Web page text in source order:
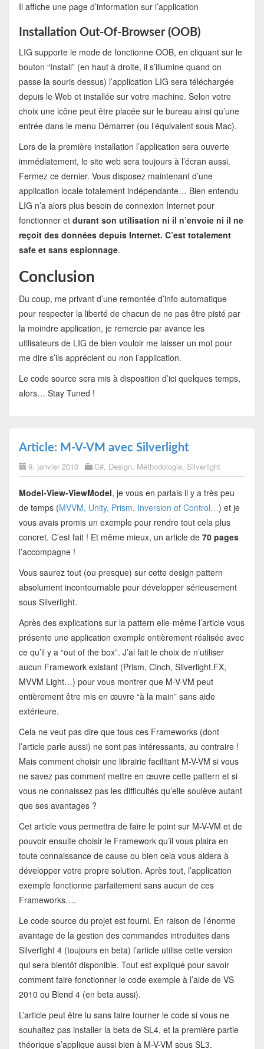
Il affiche une page d’information sur l’application
Installation Out-Of-Browser (OOB)
LIG supporte le mode de fonctionne OOB, en cliquant sur le
bouton “Install” (en haut à droite, il s’illumine quand on
passe la souris dessus) l’application LIG sera téléchargée
depuis le Web et installée sur votre machine. Selon votre
choix une icône peut être placée sur le bureau ainsi qu’une
entrée dans le menu Démarrer (ou l’équivalent sous Mac).
Lors de la première installation l’application sera ouverte
immédiatement, le site web sera toujours à l’écran aussi.
Fermez ce dernier. Vous disposez maintenant d’une
application locale totalement indépendante… Bien entendu
LIG n’a alors plus besoin de connexion Internet pour
fonctionner et durant son utilisation ni il n’envoie ni il ne
reçoit des données depuis Internet. C’est totalement
safe et sans espionnage.
Conclusion
Du coup, me privant d’une remontée d’info automatique
pour respecter la liberté de chacun de ne pas être pisté par
la moindre application, je remercie par avance les
utilisateurs de LIG de bien vouloir me laisser un mot pour
me dire s’ils apprécient ou non l’application.
Le code source sera mis à disposition d’ici quelques temps,
alors… Stay Tuned !
Article: M-V-VM avec Silverlight
9. janvier 2010 C#, Design, Méthodologie, Silverlight
Model-View-ViewModel, je vous en parlais il y a très peu
de temps (MVVM, Unity, Prism, Inversion of Control…) et je
vous avais promis un exemple pour rendre tout cela plus
concret. C’est fait ! Et même mieux, un article de 70 pages
l’accompagne !
Vous saurez tout (ou presque) sur cette design pattern
absolument incontournable pour développer sérieusement
sous Silverlight.
Après des explications sur la pattern elle-même l’article vous
présente une application exemple entièrement réalisée avec
ce qu’il y a “out of the box”. J’ai fait le choix de n’utiliser
aucun Framework existant (Prism, Cinch, Silverlight.FX,
MVVM Light…) pour vous montrer que M-V-VM peut
entièrement être mis en œuvre “à la main” sans aide
extérieure.
Cela ne veut pas dire que tous ces Frameworks (dont
l’article parle aussi) ne sont pas intéressants, au contraire !
Mais comment choisir une librairie facilitant M-V-VM si vous
ne savez pas comment mettre en œuvre cette pattern et si
vous ne connaissez pas les difficultés qu’elle soulève autant
que ses avantages ?
Cet article vous permettra de faire le point sur M-V-VM et de
pouvoir ensuite choisir le Framework qu’il vous plaira en
toute connaissance de cause ou bien cela vous aidera à
développer votre propre solution. Après tout, l’application
exemple fonctionne parfaitement sans aucun de ces
Frameworks….
Le code source du projet est fourni. En raison de l’énorme
avantage de la gestion des commandes introduites dans
Silverlight 4 (toujours en beta) l’article utilise cette version
qui sera bientôt disponible. Tout est expliqué pour savoir
comment faire fonctionner le code exemple à l’aide de VS
2010 ou Blend 4 (en beta aussi).
L’article peut être lu sans faire tourner le code si vous ne
souhaitez pas installer la beta de SL4, et la première partie
théorique s’applique aussi bien à M-V-VM sous SL3.